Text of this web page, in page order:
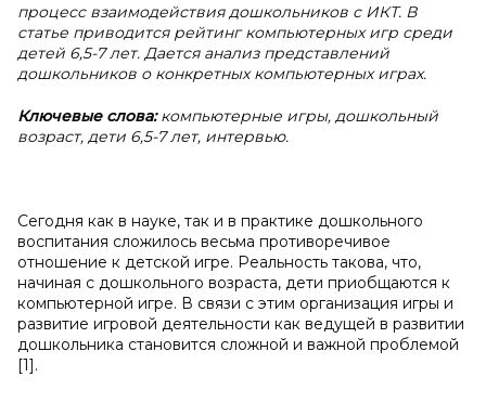
процесс взаимодействия дошкольников с ИКТ. В
статье приводится рейтинг компьютерных игр среди
детей 6,5-7 лет. Дается анализ представлений
дошкольников о конкретных компьютерных играх.
Ключевые слова:компьютерные игры, дошкольный
возраст, дети 6,5-7 лет, интервью.
Сегодня как в науке, так и в практике дошкольного
воспитания сложилось весьма противоречивое
отношение к детской игре. Реальность такова, что,
начиная с дошкольного возраста, дети приобщаются к
компьютерной игре. В связи с этим организация игры и
развитие игровой деятельности как ведущей в развитии
дошкольника становится сложной и важной проблемой
[1].